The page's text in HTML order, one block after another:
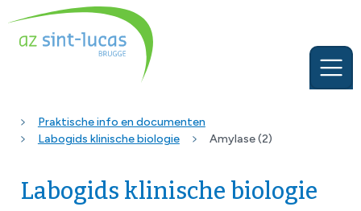
Praktische info en documenten
Labogids klinische biologie
Amylase (2)
Labogids klinische biologie